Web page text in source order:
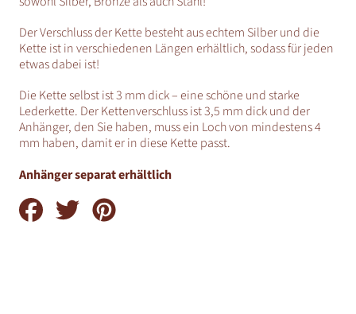
Der Verschluss der Kette besteht aus echtem Silber und die
Kette ist in verschiedenen Längen erhältlich, sodass für jeden
etwas dabei ist!
Die Kette selbst ist 3 mm dick – eine schöne und starke
Lederkette. Der Kettenverschluss ist 3,5 mm dick und der
Anhänger, den Sie haben, muss ein Loch von mindestens 4
mm haben, damit er in diese Kette passt.
Anhänger separat erhältlich
Auf
Facebook
Auf
Twitter